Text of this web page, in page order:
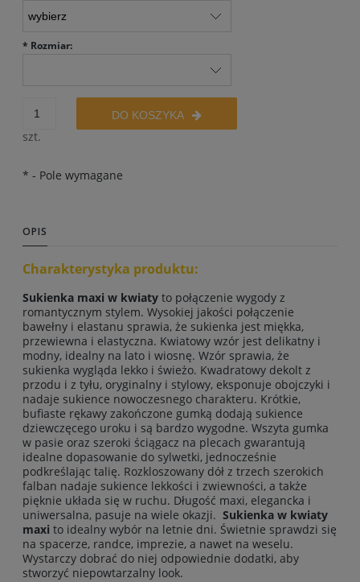
* Rozmiar:
szt.
DO KOSZYKA
* - Pole wymagane
OPIS
Charakterystyka produktu:
Sukienka maxi w kwiaty to połączenie wygody z
romantycznym stylem. Wysokiej jakości połączenie
bawełny i elastanu sprawia, że sukienka jest miękka,
przewiewna i elastyczna. Kwiatowy wzór jest delikatny i
modny, idealny na lato i wiosnę. Wzór sprawia, że
sukienka wygląda lekko i świeżo. Kwadratowy dekolt z
przodu i z tyłu, oryginalny i stylowy, eksponuje obojczyki i
nadaje sukience nowoczesnego charakteru. Krótkie,
bufiaste rękawy zakończone gumką dodają sukience
dziewczęcego uroku i są bardzo wygodne. Wszyta gumka
w pasie oraz szeroki ściągacz na plecach gwarantują
idealne dopasowanie do sylwetki, jednocześnie
podkreślając talię. Rozkloszowany dół z trzech szerokich
falban nadaje sukience lekkości i zwiewności, a także
pięknie układa się w ruchu. Długość maxi, elegancka i
uniwersalna, pasuje na wiele okazji. Sukienka w kwiaty
maxi to idealny wybór na letnie dni. Świetnie sprawdzi się
na spacerze, randce, imprezie, a nawet na weselu.
Wystarczy dobrać do niej odpowiednie dodatki, aby
stworzyć niepowtarzalny look.